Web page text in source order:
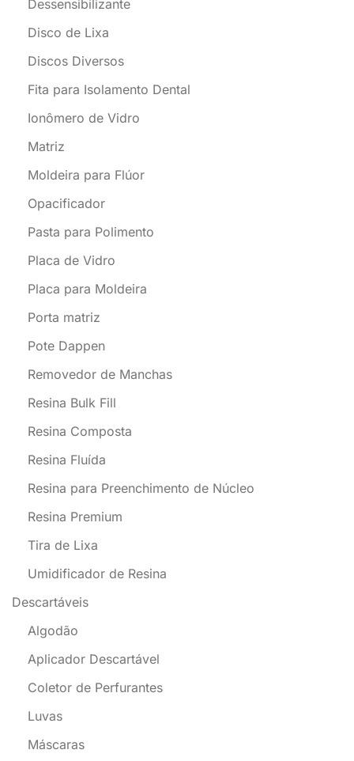
Dessensibilizante
Disco de Lixa
Discos Diversos
Fita para Isolamento Dental
Ionômero de Vidro
Matriz
Moldeira para Flúor
Opacificador
Pasta para Polimento
Placa de Vidro
Placa para Moldeira
Porta matriz
Pote Dappen
Removedor de Manchas
Resina Bulk Fill
Resina Composta
Resina Fluída
Resina para Preenchimento de Núcleo
Resina Premium
Tira de Lixa
Umidificador de Resina
Descartáveis
Algodão
Aplicador Descartável
Coletor de Perfurantes
Luvas
Máscaras